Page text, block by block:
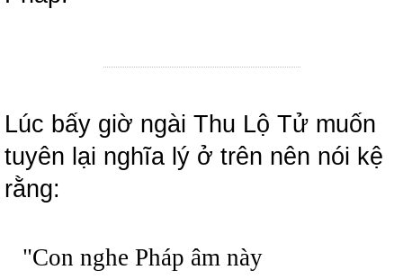
Lúc bấy giờ ngài Thu Lộ Tử muốn
tuyên lại nghĩa lý ở trên nên nói kệ
rằng:
"Con nghe Pháp âm này